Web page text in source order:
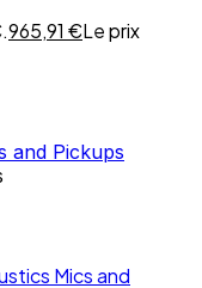
965,91 €Le prix